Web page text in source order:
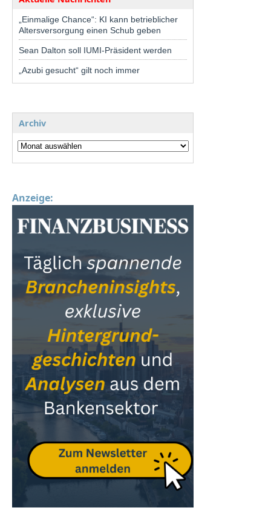
„Einmalige Chance“: KI kann betrieblicher
Altersversorgung einen Schub geben
Sean Dalton soll IUMI-Präsident werden
„Azubi gesucht“ gilt noch immer
Archiv
Anzeige: